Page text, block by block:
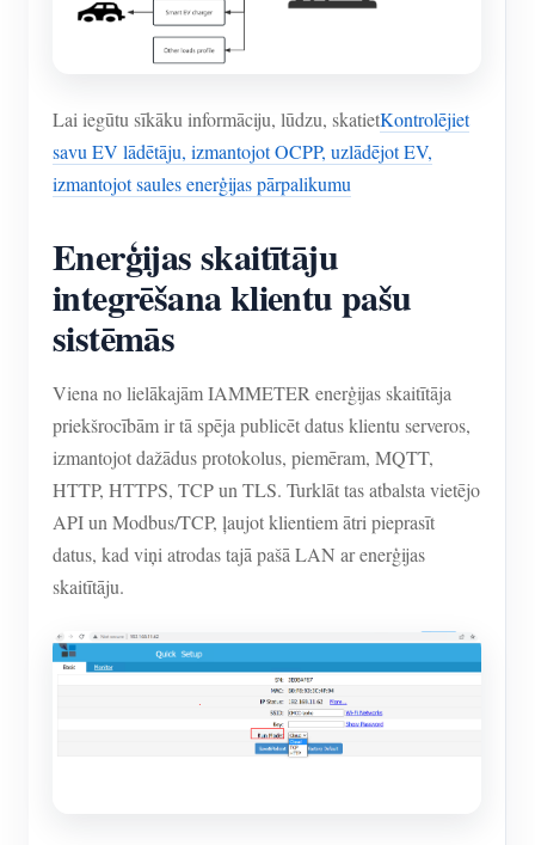
Lai iegūtu sīkāku informāciju, lūdzu, skatietKontrolējiet
savu EV lādētāju, izmantojot OCPP, uzlādējot EV,
izmantojot saules enerģijas pārpalikumu
Enerģijas skaitītāju
integrēšana klientu pašu
sistēmās
Viena no lielākajām IAMMETER enerģijas skaitītāja
priekšrocībām ir tā spēja publicēt datus klientu serveros,
izmantojot dažādus protokolus, piemēram, MQTT,
HTTP, HTTPS, TCP un TLS. Turklāt tas atbalsta vietējo
API un Modbus/TCP, ļaujot klientiem ātri pieprasīt
datus, kad viņi atrodas tajā pašā LAN ar enerģijas
skaitītāju.